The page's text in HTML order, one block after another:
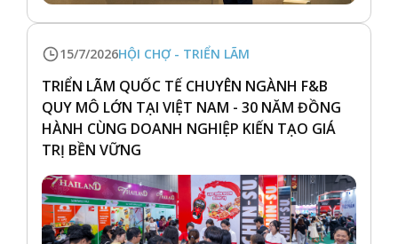
15/7/2026HỘI CHỢ - TRIỂN LÃM
TRIỂN LÃM QUỐC TẾ CHUYÊN NGÀNH F&B
QUY MÔ LỚN TẠI VIỆT NAM - 30 NĂM ĐỒNG
HÀNH CÙNG DOANH NGHIỆP KIẾN TẠO GIÁ
TRỊ BỀN VỮNG